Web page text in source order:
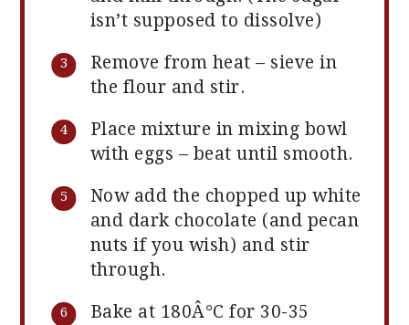
isn’t supposed to dissolve)
Remove from heat – sieve in
the flour and stir.
Place mixture in mixing bowl
with eggs – beat until smooth.
Now add the chopped up white
and dark chocolate (and pecan
nuts if you wish) and stir
through.
Bake at 180Â°C for 30-35